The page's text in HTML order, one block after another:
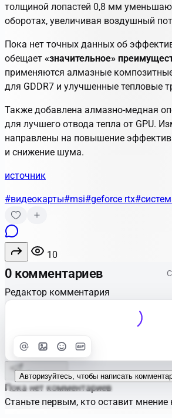
толщиной лопастей 0,8 мм
оборотах, увеличивая воздушный
Пока нет точных данных об
обещает «значительное»
применяются алмазные
для GDDR7 и улучшенные тепловые
Также добавлена алмазно-медная
для лучшего отвода тепла от GPU.
направлены на повышение
и снижение шума.
источник
#видеокарты#msi#geforce rtx
10
0 комментариев
Редактор комментария
Улучшить
Авторизуйтесь, чтобы написать
Отправить
Пока нет комментариев
Станьте первым, кто оставит мнение